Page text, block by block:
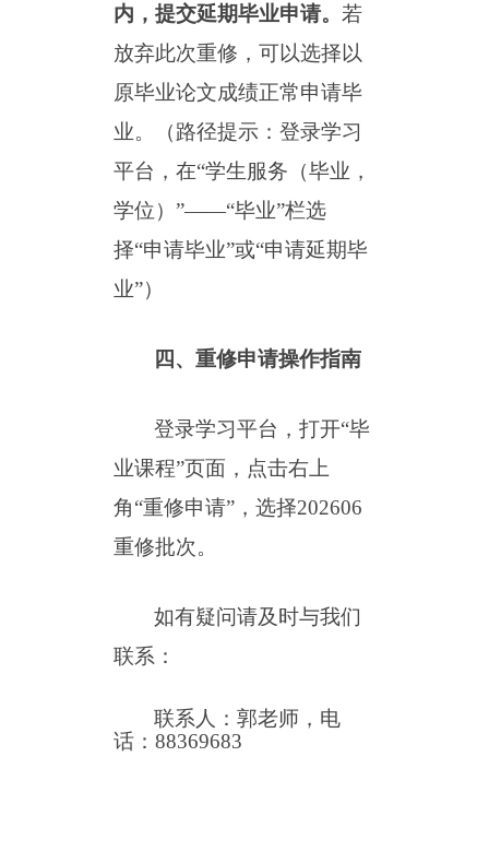
内，提交延期毕业申请。 若
放弃此次重修，可以选择以
原毕业论文成绩正常申请毕
业。（路径提示：登录学习
平台，在“学生服务（毕业，
学位）”——“毕业”栏选
择“申请毕业”或“申请延期毕
业”）
四、重修申请操作指南
登录学习平台，打开“毕
业课程”页面，点击右上
角“重修申请”，选择202606
重修批次。
如有疑问请及时与我们
联系：
联系人：郭老师，电
话： 88369683